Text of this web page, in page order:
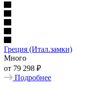
Греция (Итал.замки)
Много
от 79 298 ₽
Подробнее